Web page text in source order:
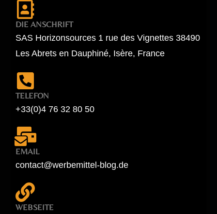
DIE ANSCHRIFT
SAS Horizonsources 1 rue des Vignettes 38490
Les Abrets en Dauphiné, Isère, France
TELEFON
+33(0)4 76 32 80 50
EMAIL
contact@werbemittel-blog.de
WEBSEITE